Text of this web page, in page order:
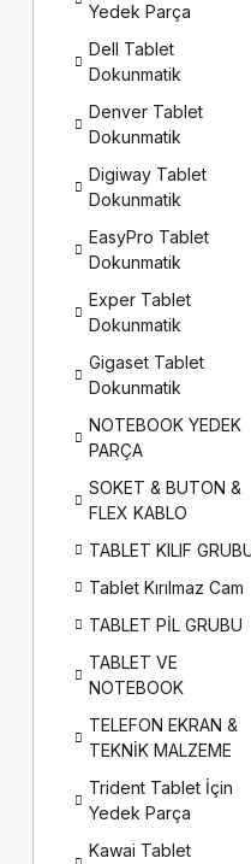
Yedek Parça
Dell Tablet
Dokunmatik
Denver Tablet
Dokunmatik
Digiway Tablet
Dokunmatik
EasyPro Tablet
Dokunmatik
Exper Tablet
Dokunmatik
Gigaset Tablet
Dokunmatik
NOTEBOOK YEDEK
PARÇA
SOKET & BUTON &
FLEX KABLO
TABLET KILIF
Tablet Kırılmaz Cam
TABLET PİL GRUBU
TABLET VE
NOTEBOOK
TELEFON EKRAN &
TEKNİK MALZEME
Trident Tablet İçin
Yedek Parça
Kawai Tablet